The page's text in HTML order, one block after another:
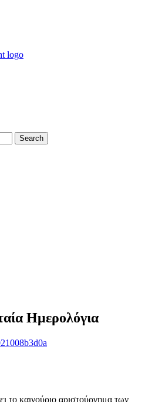
Ημερολόγια
το καινούριο αριστούργημα των